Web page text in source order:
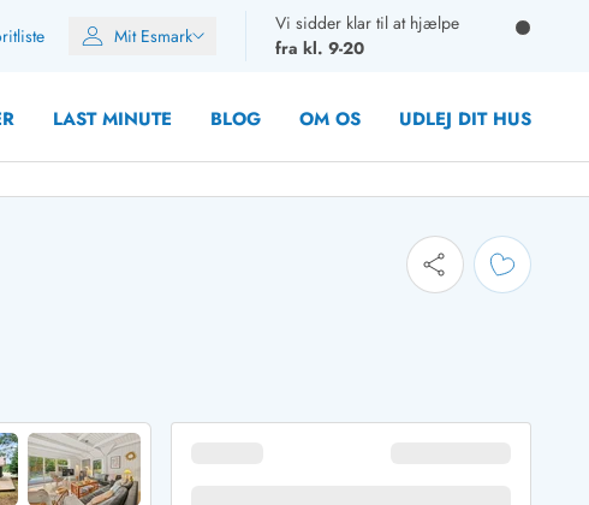
Mit Esmark
Vi sidder klar til at hjælpe
fra kl. 9-20
LAST MINUTE BLOG OM OS UDLEJ DIT HUS